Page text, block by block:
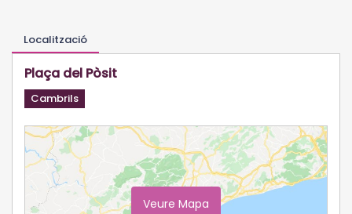
Localització
Plaça del Pòsit
Cambrils
Veure Mapa